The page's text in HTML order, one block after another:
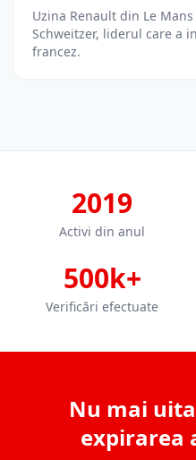
Uzina Renault din Le
Schweitzer, liderul care a
francez.
2019
Activi din anul
500k+
Verificări efectuate
Nu mai
expirarea